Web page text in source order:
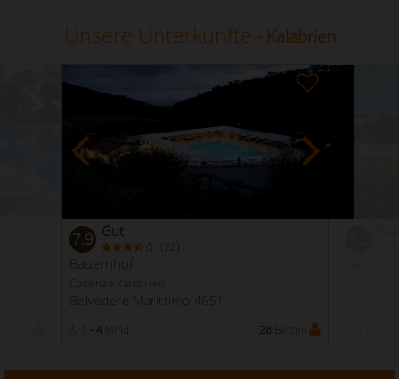
Unsere Unterkünfte - Kalabrien
7.9 Gut
(22 )
Bauernhof
Cosenza Kalabrien
Belvedere Marittimo 4651
1 - 4 Mind 28 Betten